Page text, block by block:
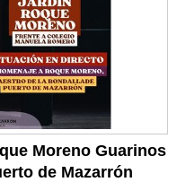
Moreno Guarinos
de Mazarrón